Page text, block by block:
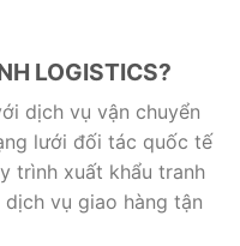
LOGISTICS?
dịch vụ vận chuyển
lưới đối tác quốc tế
trình xuất khẩu tranh
vụ giao hàng tận